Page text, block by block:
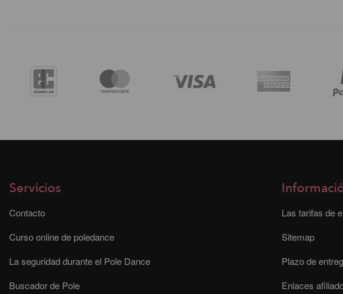
Servicios
Contacto
Curso online de poledance
La seguridad durante el Pole Dance
Buscador de Pole
Las tarifas de
Sitemap
Plazo de
Enlaces